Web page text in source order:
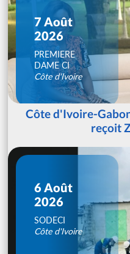
7 Août
2026
PREMIERE
DAME CI
Côte d'Ivoire
Côte d'Ivoire-
reçoit
6 Août
2026
SODECI
Côte d'Ivoire